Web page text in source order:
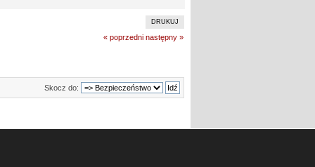
DRUKUJ
« poprzedni następny »
Skocz do: